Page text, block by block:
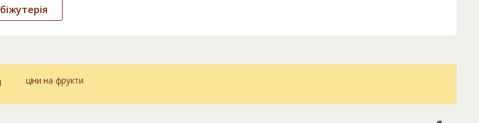
ціни на фрукти